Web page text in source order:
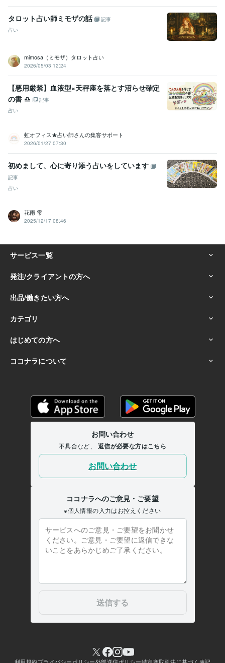
タロット占い師ミモザの話
記事
占い
mimosa（ミモザ）タロット占い
2026/05/03 12:24
【悪用厳禁】血液型×天秤座を落とす沼らせ確定
の書 ♎️
記事
占い
虹オフィス★占い師さんの集客サポート
2026/01/27 07:30
初めまして、心に寄り添う占いをしています
記事
占い
花雨 雫
2025/12/17 08:46